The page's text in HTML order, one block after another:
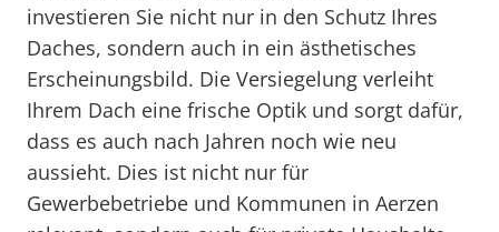
investieren Sie nicht nur in den Schutz Ihres
Daches, sondern auch in ein ästhetisches
Erscheinungsbild. Die Versiegelung verleiht
Ihrem Dach eine frische Optik und sorgt dafür,
dass es auch nach Jahren noch wie neu
aussieht. Dies ist nicht nur für
Gewerbebetriebe und Kommunen in Aerzen